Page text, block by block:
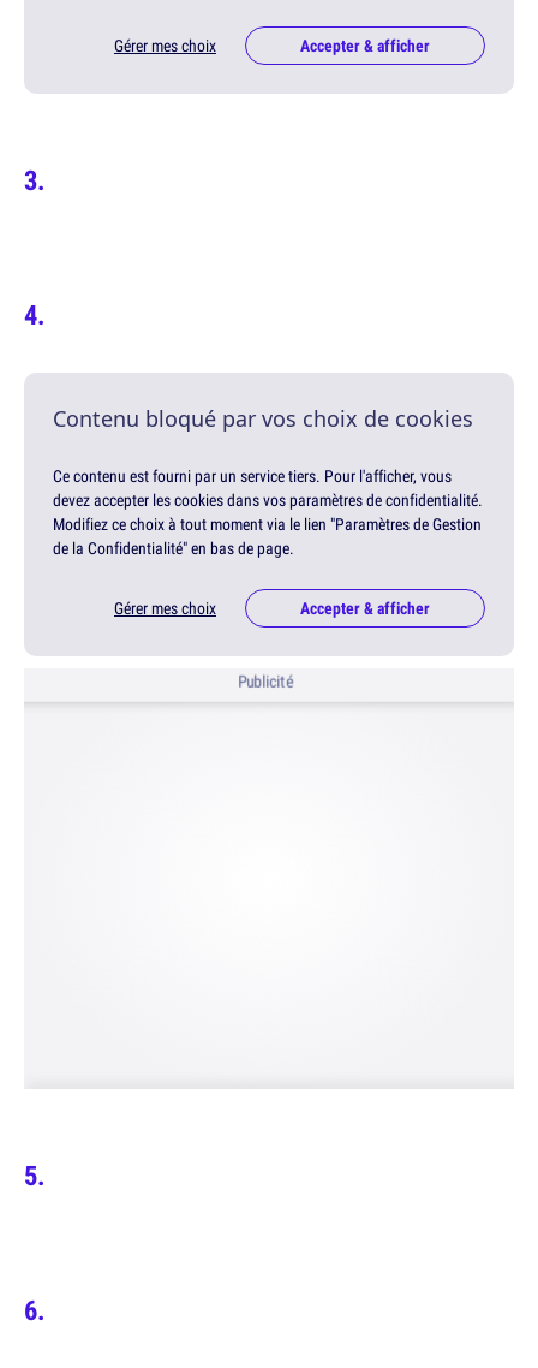
Gérer mes choix Accepter & afficher
Contenu bloqué par vos choix de cookies
Ce contenu est fourni par un service tiers. Pour l'afficher, vous
devez accepter les cookies dans vos paramètres de confidentialité.
Modifiez ce choix à tout moment via le lien "Paramètres de Gestion
de la Confidentialité" en bas de page.
Gérer mes choix Accepter & afficher
Publicité